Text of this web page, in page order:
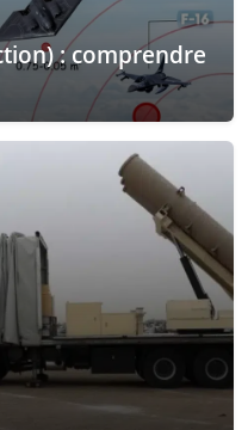
: comprendre